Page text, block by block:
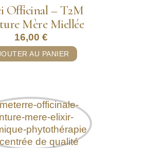
Officinal – T2M
Mère Miellée
16,00 €
AU PANIER